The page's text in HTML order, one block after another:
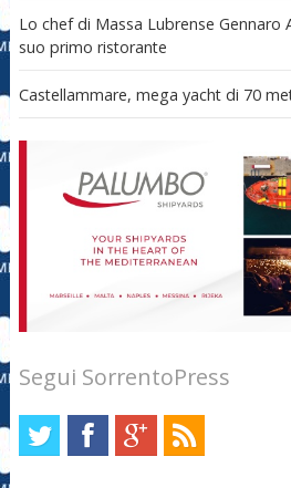
Lo chef di Massa Lubrense Gennaro
suo primo ristorante
Castellammare, mega yacht di 70
Segui SorrentoPress